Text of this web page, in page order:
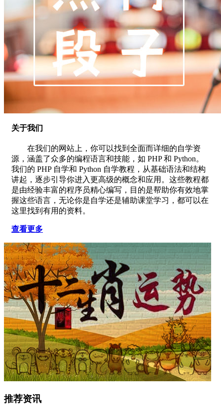
关于我们
在我们的网站上，你可以找到全面而详细的自学资
源，涵盖了众多的编程语言和技能，如 PHP 和 Python。
我们的 PHP 自学和 Python 自学教程，从基础语法和结构
讲起，逐步引导你进入更高级的概念和应用。这些教程都
是由经验丰富的程序员精心编写，目的是帮助你有效地掌
握这些语言，无论你是自学还是辅助课堂学习，都可以在
这里找到有用的资料。
查看更多
推荐资讯